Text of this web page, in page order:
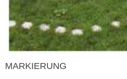
MARKIERUNG